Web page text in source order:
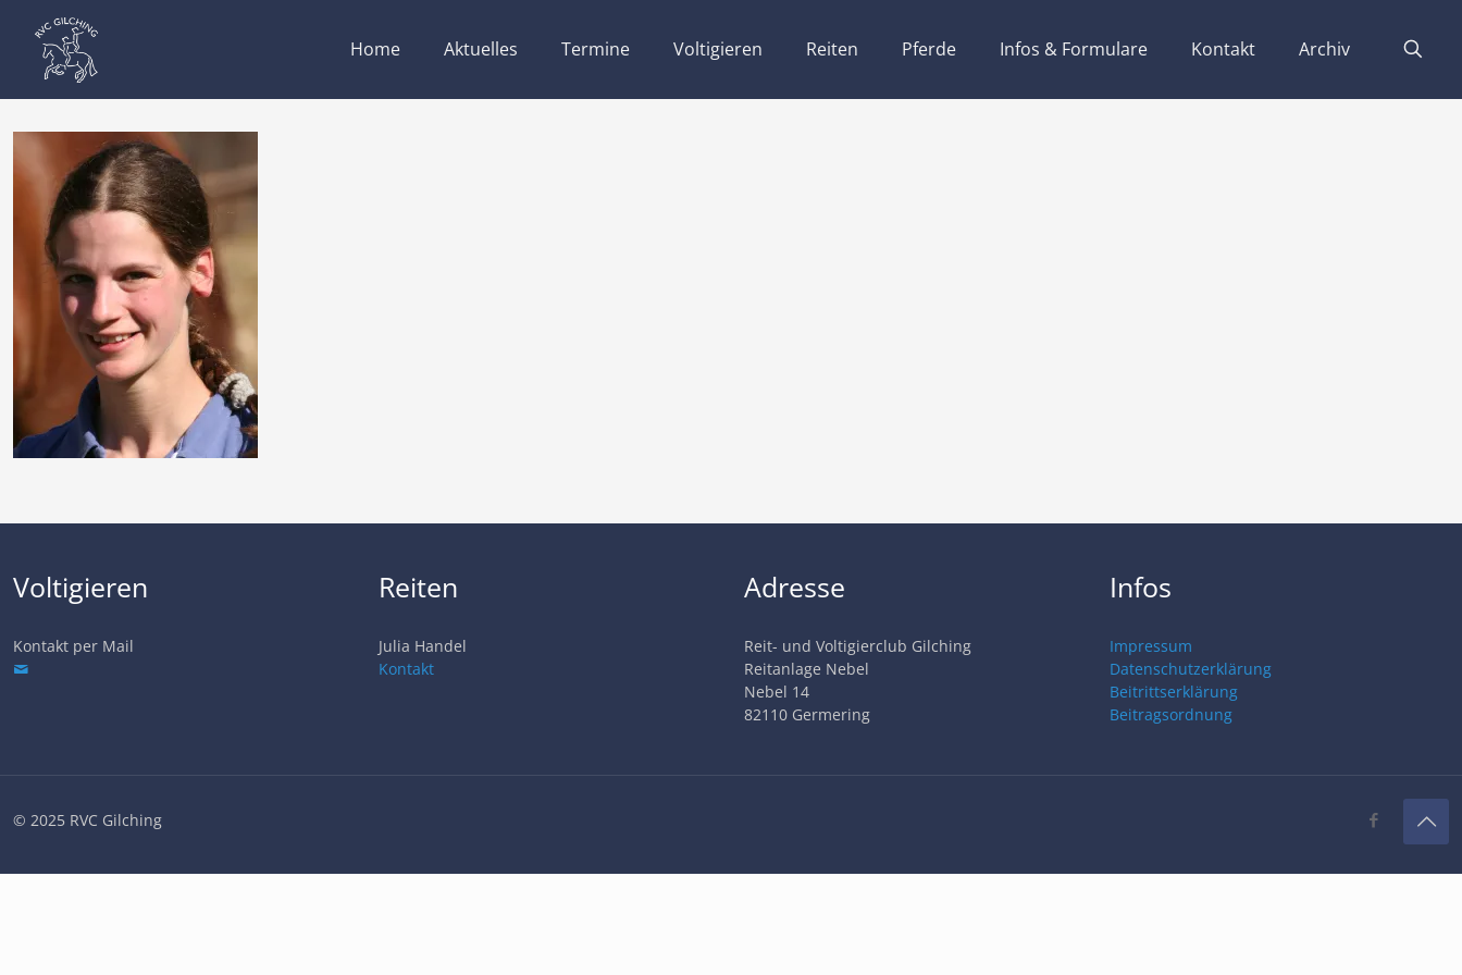
Home Aktuelles Termine Voltigieren Reiten Pferde Infos & Formulare Kontakt Archiv
Voltigieren
Kontakt per Mail
Reiten
Julia Handel
Kontakt
Adresse
Reit- und Voltigierclub Gilching
Reitanlage Nebel
Nebel 14
82110 Germering
Infos
Impressum
Datenschutzerklärung
Beitrittserklärung
Beitragsordnung
© 2025 RVC Gilching